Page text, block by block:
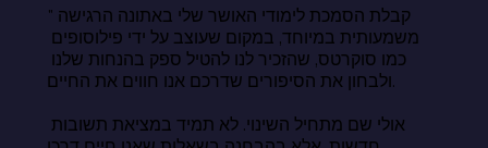
"קבלת הסמכת לימודי האושר שלי באתונה הרגישה
ולבחון את הסיפורים שדרכם אנו חווים את החיים.
אולי שם מתחיל השינוי. לא תמיד במציאת תשובות